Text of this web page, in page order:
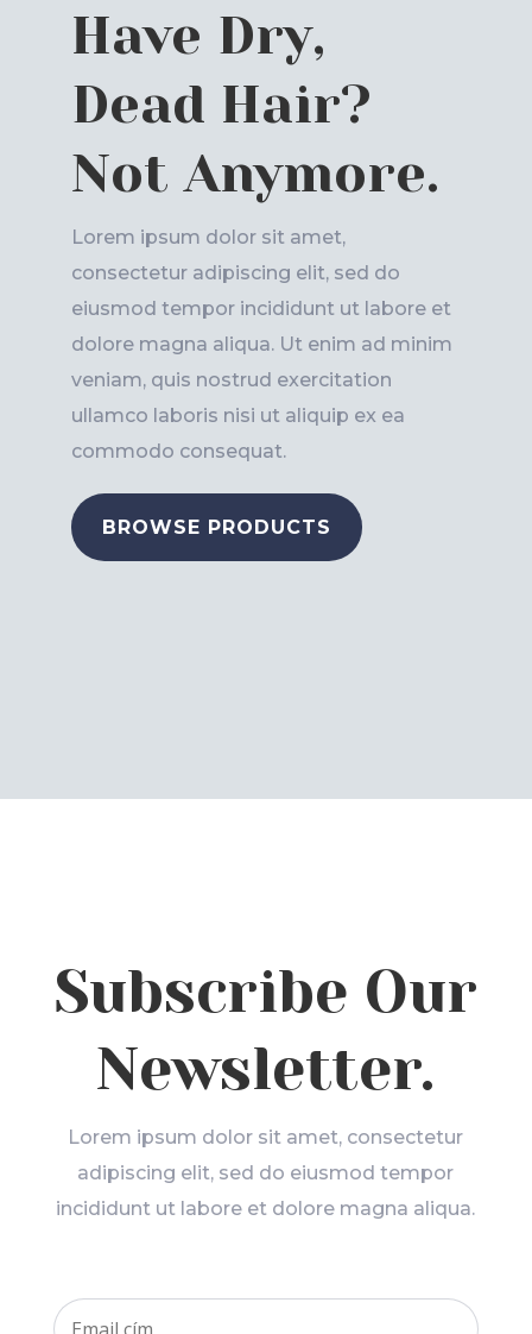
Have Dry,
Dead Hair?
Not Anymore.
Lorem ipsum dolor sit amet,
consectetur adipiscing elit, sed do
eiusmod tempor incididunt ut labore et
dolore magna aliqua. Ut enim ad minim
veniam, quis nostrud exercitation
ullamco laboris nisi ut aliquip ex ea
commodo consequat.
BROWSE PRODUCTS
Subscribe Our
Newsletter.
Lorem ipsum dolor sit amet, consectetur
adipiscing elit, sed do eiusmod tempor
incididunt ut labore et dolore magna aliqua.